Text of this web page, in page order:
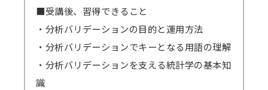
ーの場合、2/8から開始となっても2/17まで視
聴可能です。
GWや年末年始・お盆期間などを挟む場合、
それに応じて弊社の標準配信期間設定を延長し
ます。
■受講後、習得できること
・分析バリデーションの目的と運用方法
・分析バリデーションでキーとなる用語の理解
・分析バリデーションを支える統計学の基本知
識